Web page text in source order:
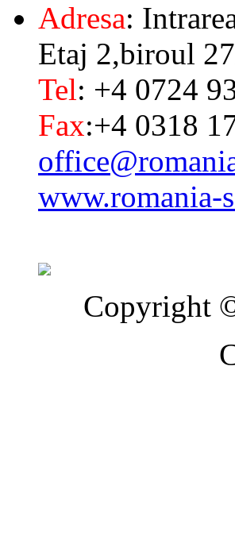
Adresa:
Etaj 2,biroul
Tel: +4 0724
Fax:+4 0318
www.romania-
Copyright